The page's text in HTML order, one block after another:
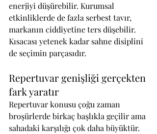
enerjiyi düşürebilir. Kurumsal
etkinliklerde de fazla serbest tavır,
markanın ciddiyetine ters düşebilir.
Kısacası yetenek kadar sahne disiplini
de seçimin parçasıdır.
Repertuvar genişliği gerçekten
fark yaratır
Repertuvar konusu çoğu zaman
broşürlerde birkaç başlıkla geçilir ama
sahadaki karşılığı çok daha büyüktür.